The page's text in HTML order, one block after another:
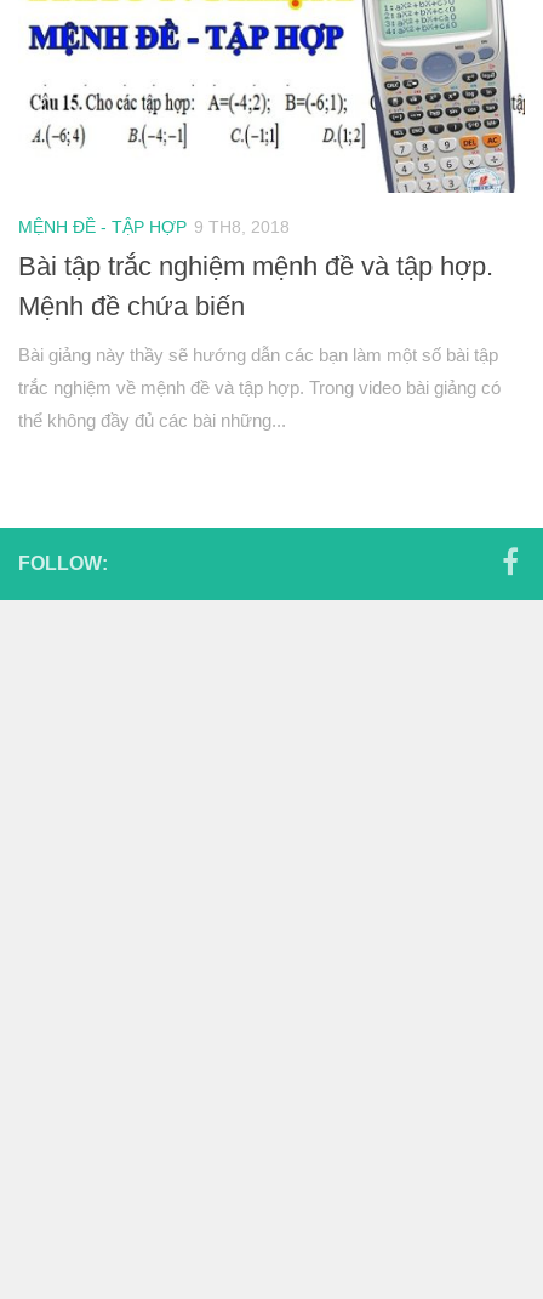
Giới hạn
Đạo hàm
Hình học 11
Phép biến hình
Quan hệ vuông góc trong không gian
Đại số 12
Khảo sát hàm số
Hàm số mũ-Logarit
Nguyên hàm-tích phân
Số phức
Mặt nón-mặt trụ-mặt cầu
MỆNH ĐỀ - TẬP HỢP 9 TH8, 2018
Bài tập trắc nghiệm mệnh đề và tập hợp.
Mệnh đề chứa biến
Bài giảng này thầy sẽ hướng dẫn các bạn làm một số bài tập
trắc nghiệm về mệnh đề và tập hợp. Trong video bài giảng có
thể không đầy đủ các bài những...
FOLLOW: